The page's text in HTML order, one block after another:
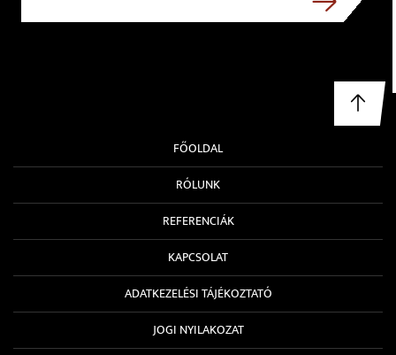
FŐOLDAL
RÓLUNK
REFERENCIÁK
KAPCSOLAT
ADATKEZELÉSI TÁJÉKOZTATÓ
JOGI NYILAKOZAT